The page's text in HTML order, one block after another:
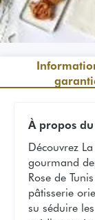
À propos
Découvrez
gourmand
Rose de
pâtisserie
su séduire